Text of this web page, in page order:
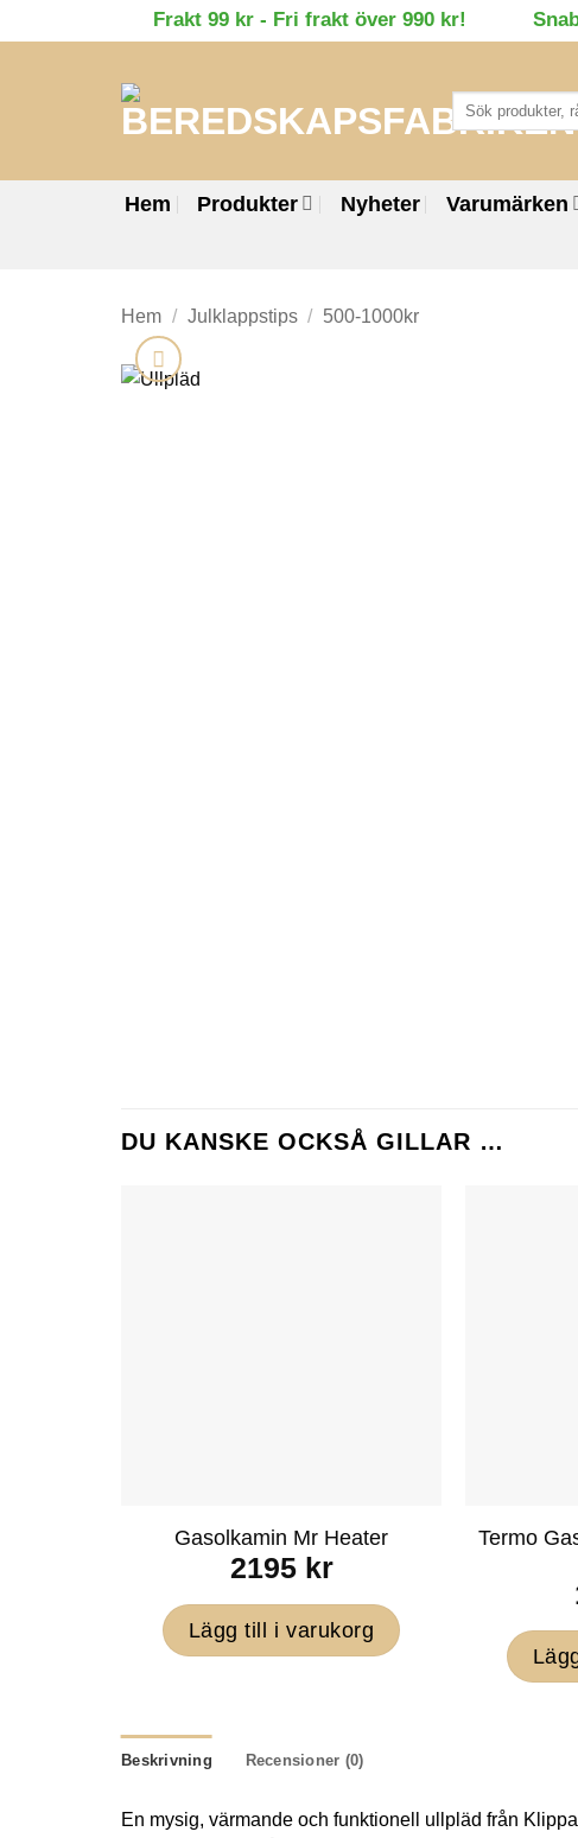
to
Frakt 99 kr - Fri frakt över 990 kr!
Sök
efter:
Hem Produkter Nyheter Varumärken
Hem / Julklappstips / 500-1000kr
DU KANSKE OCKSÅ GILLAR …
Gasolkamin Mr Heater
2195 kr
Lägg till i varukorg
Termo
Beskrivning Recensioner (0)
En mysig, värmande och funktionell ullpläd från